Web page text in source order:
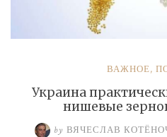
ВАЖНОЕ,
Украина
нишевые
by ВЯЧЕСЛАВ